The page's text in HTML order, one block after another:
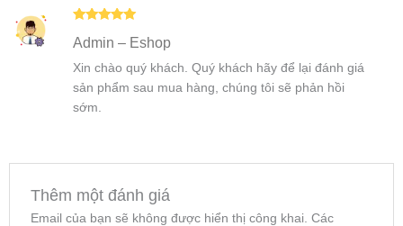
hạng55
Admin – Eshop
Xin chào quý khách. Quý khách hãy để lại đánh giá
sản phẩm sau mua hàng, chúng tôi sẽ phản hồi
sớm.
Thêm một đánh giá
Email của bạn sẽ không được hiển thị công khai. Các